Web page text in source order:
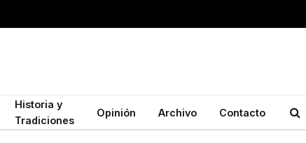
Historia y
Tradiciones
Opinión Archivo Contacto